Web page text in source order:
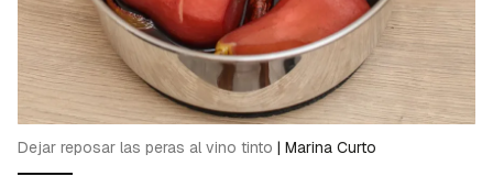
Dejar reposar las peras al vino tinto | Marina Curto